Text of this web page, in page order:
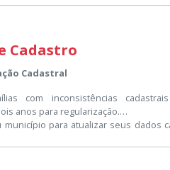
de dezembro de 2024
Cadastro
Cadastral
com inconsistências
anos para regularização.
município para atualizar seus dados